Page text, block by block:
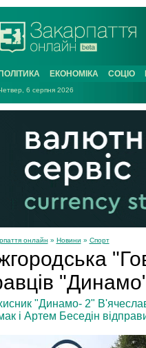
ПОЛІТИКА ЕКОНОМІКА СОЦІО
6 серпня 2026
онлайн » Новини » Спорт
"Динамо- 2"
і Артем Беседін